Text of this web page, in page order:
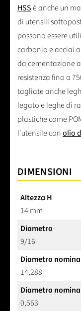
HSSè anche un
di utensili
possono essere
carbonio e acciai
da cementazione
resistenza fino a
tagliate anche
legato e leghe di
plastiche come
l'utensile conolio
DIMENSIONI
Altezza H
14 mm
Diametro
9/16
Diametro
14,288
Diametro
0,563